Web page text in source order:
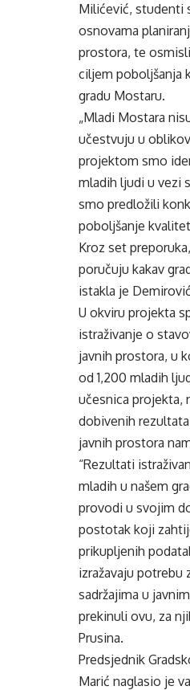
Milićević, studenti
osnovama
prostora, te
ciljem poboljšanja
gradu Mostaru.
„Mladi Mostara
učestvuju u
projektom smo
mladih ljudi u vezi
smo predložili
poboljšanje
Kroz set
poručuju kakav
istakla je
U okviru projekta
istraživanje o
javnih prostora, u
od 1,200 mladih
učesnica projekta,
dobivenih
javnih prostora
“Rezultati
mladih u našem
provodi u svojim
postotak koji
prikupljenih
izražavaju potrebu
sadržajima u
prekinuli ovu, za
Prusina.
Predsjednik
Marić naglasio je